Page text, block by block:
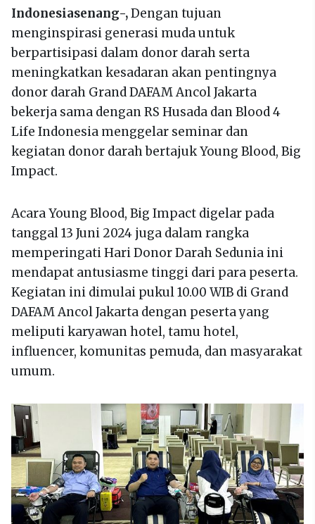
Indonesiasenang-,Dengan tujuan
menginspirasi generasi muda untuk
berpartisipasi dalam donor darah serta
meningkatkan kesadaran akan pentingnya
donor darah Grand DAFAM Ancol Jakarta
bekerja sama dengan RS Husada dan Blood 4
Life Indonesia menggelar seminar dan
kegiatan donor darah bertajuk Young Blood, Big
Impact.
Acara Young Blood, Big Impact digelar pada
tanggal 13 Juni 2024 juga dalam rangka
memperingati Hari Donor Darah Sedunia ini
mendapat antusiasme tinggi dari para peserta.
Kegiatan ini dimulai pukul 10.00 WIB di Grand
DAFAM Ancol Jakarta dengan peserta yang
meliputi karyawan hotel, tamu hotel,
influencer, komunitas pemuda, dan masyarakat
umum.